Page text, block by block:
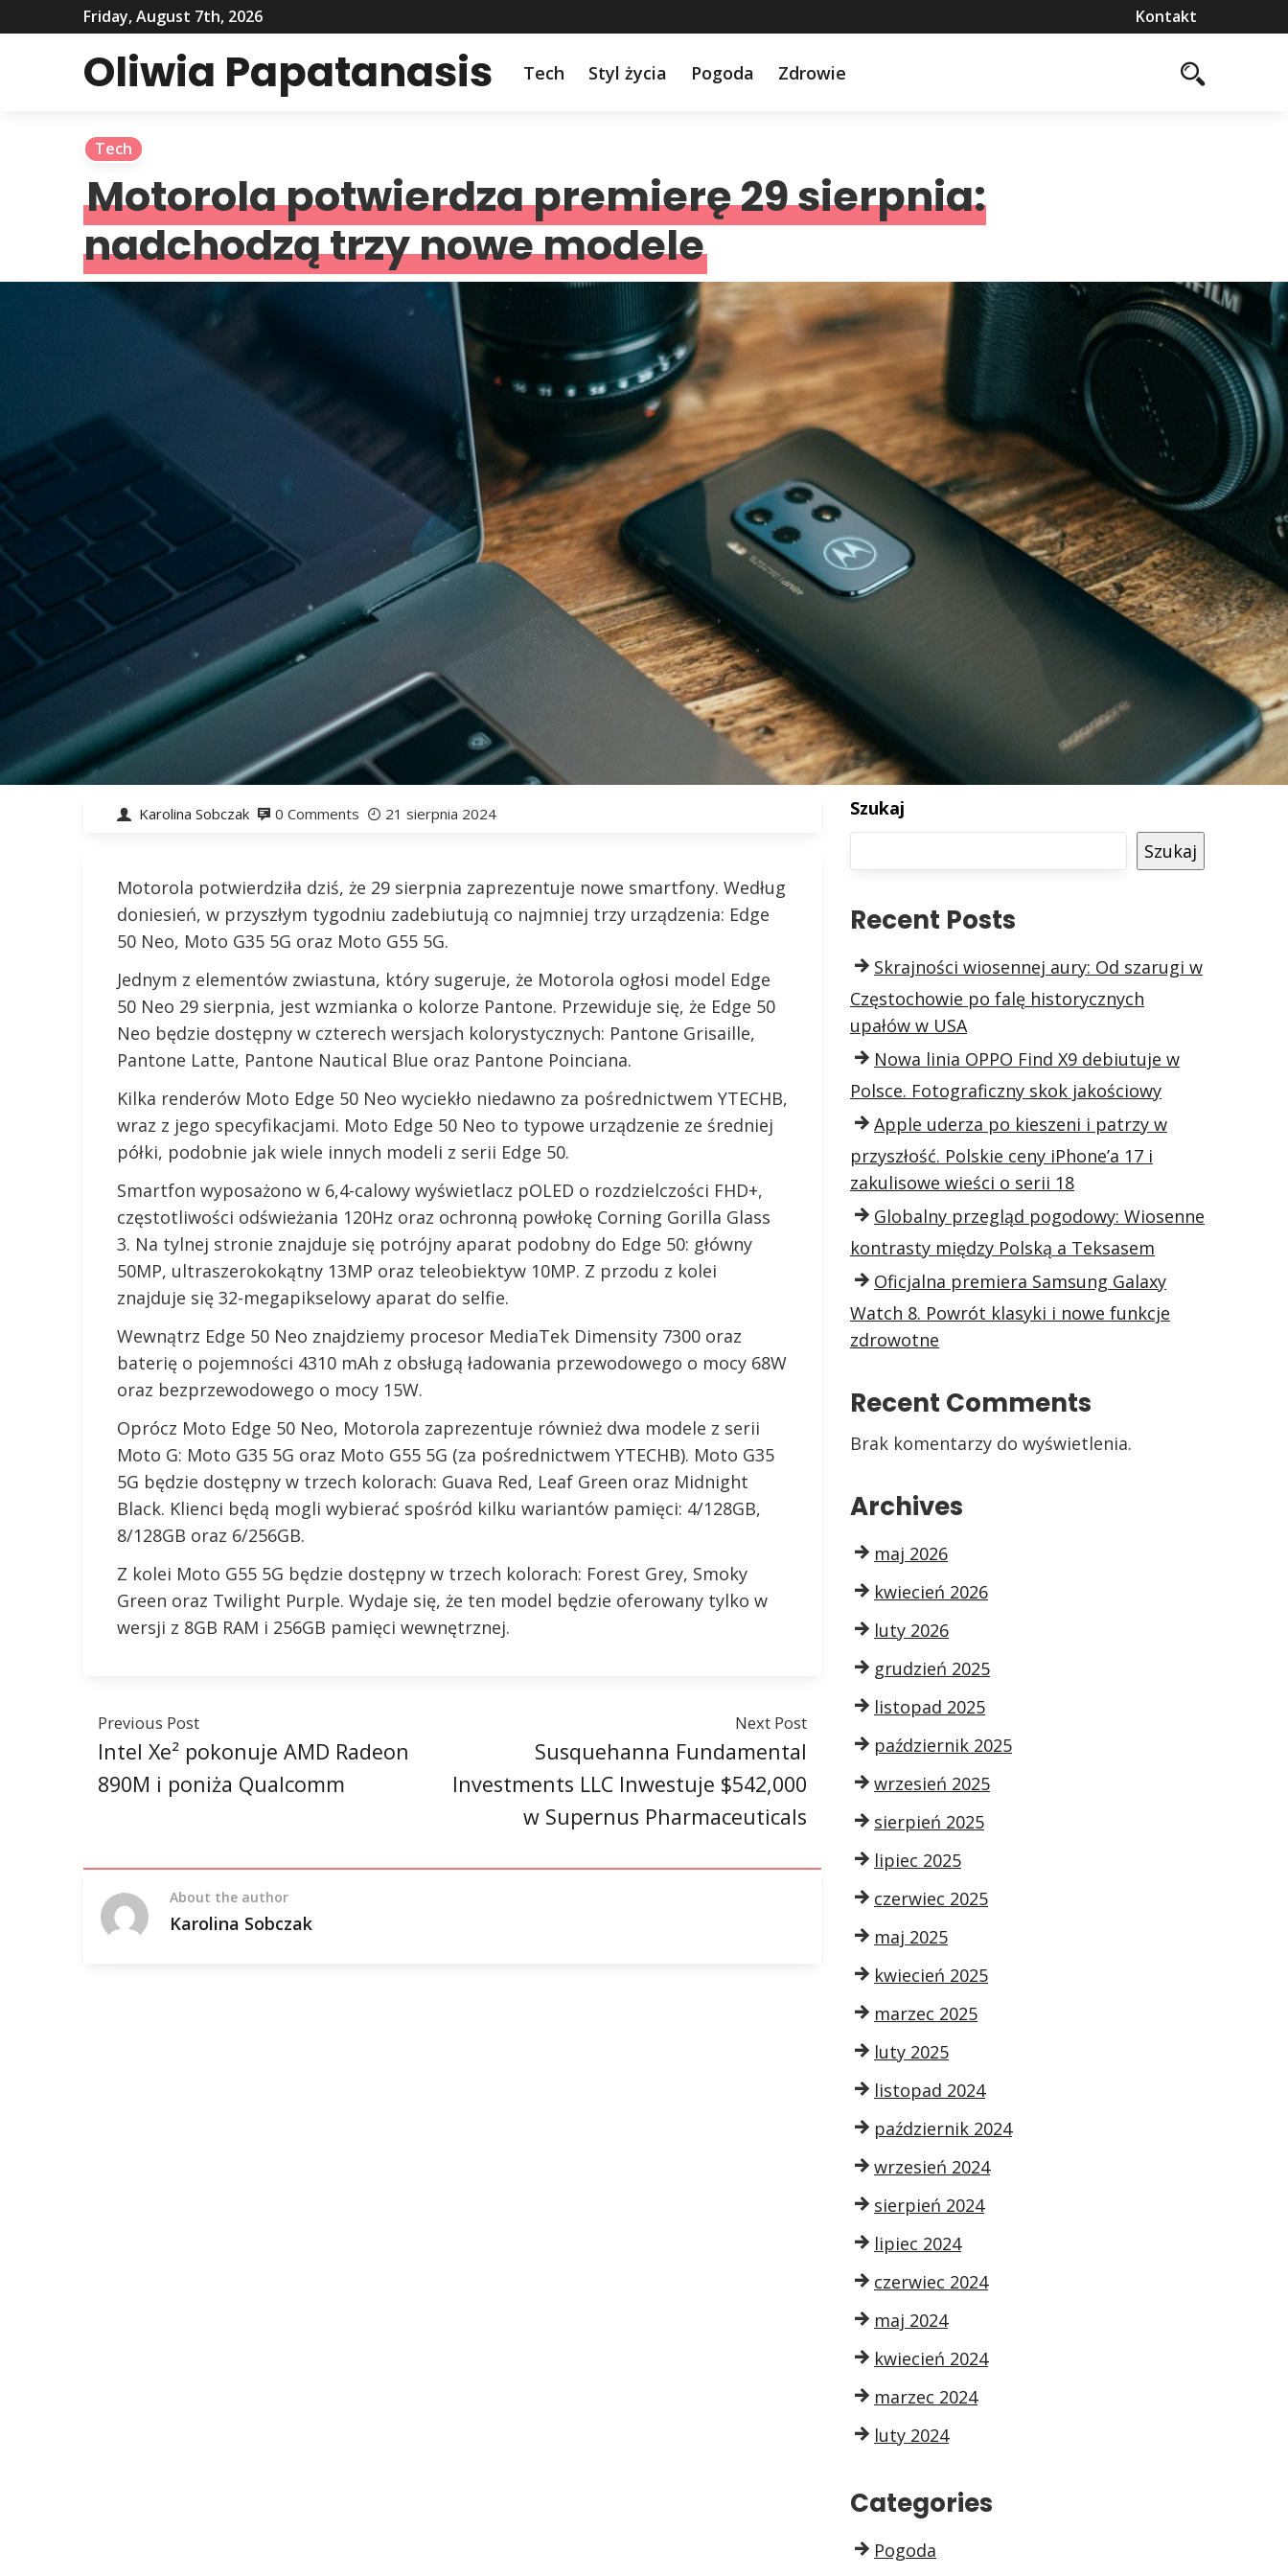
Friday, August 7th, 2026 Kontakt
Oliwia Papatanasis Tech Styl życia Pogoda Zdrowie
Tech
Motorola potwierdza premierę 29 sierpnia:
nadchodzą trzy nowe modele
Karolina Sobczak 0 Comments 21 sierpnia 2024
Motorola potwierdziła dziś, że 29 sierpnia zaprezentuje nowe smartfony. Według
doniesień, w przyszłym tygodniu zadebiutują co najmniej trzy urządzenia: Edge
50 Neo, Moto G35 5G oraz Moto G55 5G.
Jednym z elementów zwiastuna, który sugeruje, że Motorola ogłosi model Edge
50 Neo 29 sierpnia, jest wzmianka o kolorze Pantone. Przewiduje się, że Edge 50
Neo będzie dostępny w czterech wersjach kolorystycznych: Pantone Grisaille,
Pantone Latte, Pantone Nautical Blue oraz Pantone Poinciana.
Kilka renderów Moto Edge 50 Neo wyciekło niedawno za pośrednictwem YTECHB,
wraz z jego specyfikacjami. Moto Edge 50 Neo to typowe urządzenie ze średniej
półki, podobnie jak wiele innych modeli z serii Edge 50.
Smartfon wyposażono w 6,4-calowy wyświetlacz pOLED o rozdzielczości FHD+,
częstotliwości odświeżania 120Hz oraz ochronną powłokę Corning Gorilla Glass
3. Na tylnej stronie znajduje się potrójny aparat podobny do Edge 50: główny
50MP, ultraszerokokątny 13MP oraz teleobiektyw 10MP. Z przodu z kolei
znajduje się 32-megapikselowy aparat do selfie.
Wewnątrz Edge 50 Neo znajdziemy procesor MediaTek Dimensity 7300 oraz
baterię o pojemności 4310 mAh z obsługą ładowania przewodowego o mocy 68W
oraz bezprzewodowego o mocy 15W.
Oprócz Moto Edge 50 Neo, Motorola zaprezentuje również dwa modele z serii
Moto G: Moto G35 5G oraz Moto G55 5G (za pośrednictwem YTECHB). Moto G35
5G będzie dostępny w trzech kolorach: Guava Red, Leaf Green oraz Midnight
Black. Klienci będą mogli wybierać spośród kilku wariantów pamięci: 4/128GB,
8/128GB oraz 6/256GB.
Z kolei Moto G55 5G będzie dostępny w trzech kolorach: Forest Grey, Smoky
Green oraz Twilight Purple. Wydaje się, że ten model będzie oferowany tylko w
wersji z 8GB RAM i 256GB pamięci wewnętrznej.
Previous Post
Intel Xe² pokonuje AMD Radeon
890M i poniża Qualcomm
Next Post
Susquehanna Fundamental
Investments LLC Inwestuje $542,000
w Supernus Pharmaceuticals
About the author
Karolina Sobczak
Szukaj
Szukaj
Recent Posts
Skrajności wiosennej aury: Od szarugi w
Częstochowie po falę historycznych
upałów w USA
Nowa linia OPPO Find X9 debiutuje w
Polsce. Fotograficzny skok jakościowy
Apple uderza po kieszeni i patrzy w
przyszłość. Polskie ceny iPhone’a 17 i
zakulisowe wieści o serii 18
Globalny przegląd pogodowy: Wiosenne
kontrasty między Polską a Teksasem
Oficjalna premiera Samsung Galaxy
Watch 8. Powrót klasyki i nowe funkcje
zdrowotne
Recent Comments
Brak komentarzy do wyświetlenia.
Archives
maj 2026
kwiecień 2026
luty 2026
grudzień 2025
listopad 2025
październik 2025
wrzesień 2025
sierpień 2025
lipiec 2025
czerwiec 2025
maj 2025
kwiecień 2025
marzec 2025
luty 2025
listopad 2024
październik 2024
wrzesień 2024
sierpień 2024
lipiec 2024
czerwiec 2024
maj 2024
kwiecień 2024
marzec 2024
luty 2024
Categories
Pogoda